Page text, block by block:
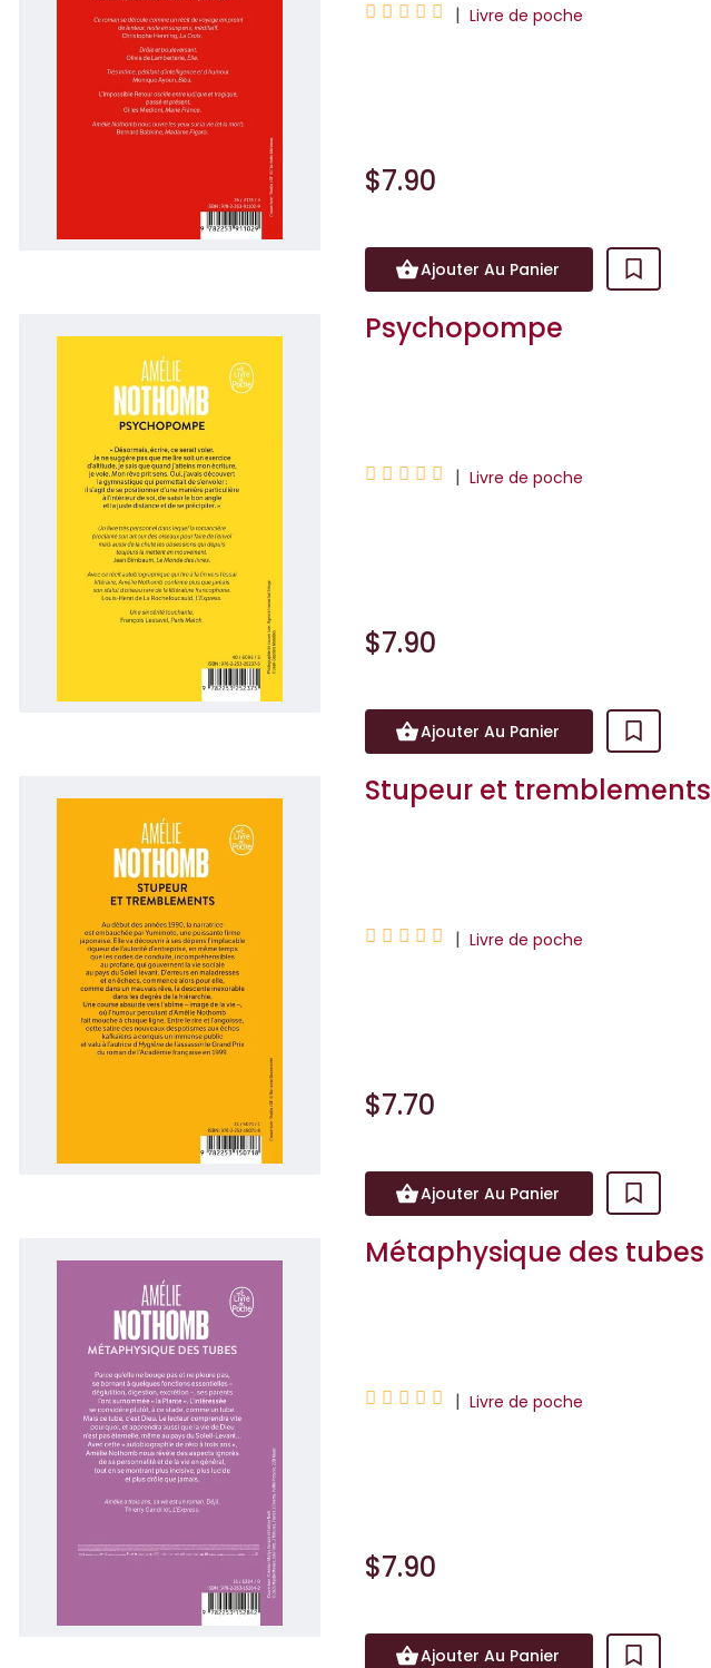
     | Livre de poche
$7.90
Ajouter Au Panier
Psychopompe
     | Livre de poche
$7.90
Ajouter Au Panier
Stupeur et tremblements
     | Livre de poche
$7.70
Ajouter Au Panier
Métaphysique des tubes
     | Livre de poche
$7.90
Ajouter Au Panier